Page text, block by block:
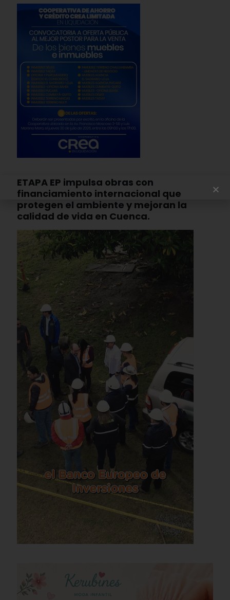
ETAPA EP impulsa obras con
financiamiento internacional que
protegen el ambiente y mejoran la
calidad de vida en Cuenca.